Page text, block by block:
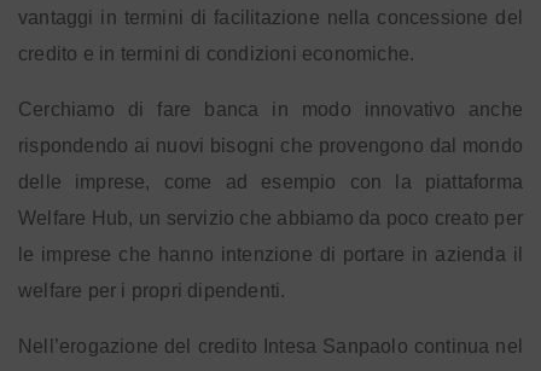
vantaggi in termini di facilitazione nella concessione del
credito e in termini di condizioni economiche.
Cerchiamo di fare banca in modo innovativo anche
rispondendo ai nuovi bisogni che provengono dal mondo
delle imprese, come ad esempio con la piattaforma
Welfare Hub, un servizio che abbiamo da poco creato per
le imprese che hanno intenzione di portare in azienda il
welfare per i propri dipendenti.
Nell’erogazione del credito Intesa Sanpaolo continua nel